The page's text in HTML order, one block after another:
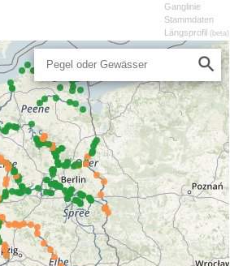
Ganglinie
Stammdaten
Längsprofil (beta)